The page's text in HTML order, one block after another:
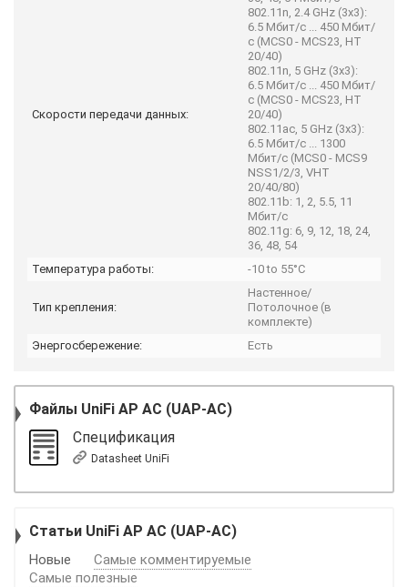
Скорости передачи данных:
802.11n, 2.4 GHz (3x3):
6.5 Мбит/с ... 450 Мбит/
с (MCS0 - MCS23, HT
20/40)
802.11n, 5 GHz (3x3):
6.5 Мбит/с ... 450 Мбит/
с (MCS0 - MCS23, HT
20/40)
802.11ac, 5 GHz (3x3):
6.5 Мбит/с ... 1300
Мбит/с (MCS0 - MCS9
NSS1/2/3, VHT
20/40/80)
802.11b: 1, 2, 5.5, 11
Мбит/с
802.11g: 6, 9, 12, 18, 24,
36, 48, 54
Температура работы:
-10 to 55°C
Тип крепления:
Настенное/
Потолочное (в
комплекте)
Энергосбережение:
Есть
Файлы UniFi AP AC (UAP-AC)
Спецификация
Datasheet UniFi
Статьи UniFi AP AC (UAP-AC)
Новые
Самые комментируемые
Самые полезные